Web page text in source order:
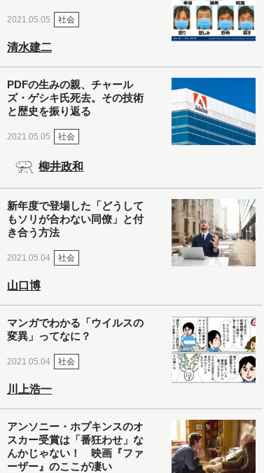
2021.05.05 社会
清水建二
PDFの生みの親、チャール
ズ・ゲシキ氏死去。その技術
と歴史を振り返る
2021.05.05 社会
柳井政和
新年度で登場した「どうして
もソリが合わない同僚」と付
き合う方法
2021.05.04 社会
山口博
マンガでわかる「ウイルスの
変異」ってなに？
2021.05.04 社会
川上浩一
アンソニー・ホプキンスのオ
スカー受賞は「番狂わせ」な
んかじゃない！ 映画『ファ
ーザー』のここが凄い